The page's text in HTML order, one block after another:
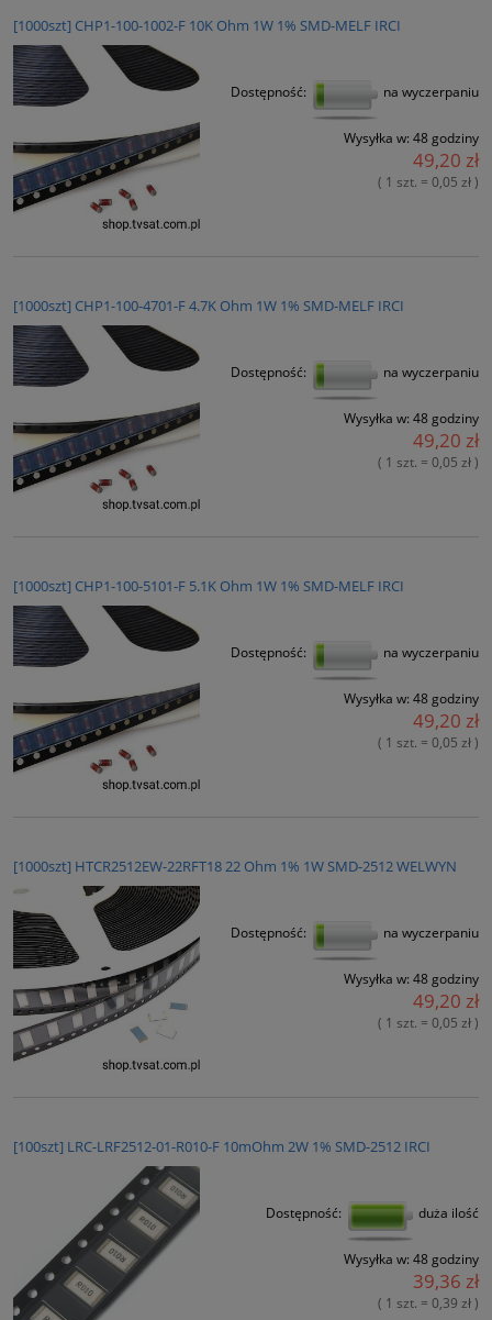
[1000szt] CHP1-100-1002-F 10K Ohm 1W 1% SMD-MELF IRCI
Dostępność: na wyczerpaniu
Wysyłka w: 48 godziny
49,20 zł
( 1 szt. = 0,05 zł )
[1000szt] CHP1-100-4701-F 4.7K Ohm 1W 1% SMD-MELF IRCI
Dostępność: na wyczerpaniu
Wysyłka w: 48 godziny
49,20 zł
( 1 szt. = 0,05 zł )
[1000szt] CHP1-100-5101-F 5.1K Ohm 1W 1% SMD-MELF IRCI
Dostępność: na wyczerpaniu
Wysyłka w: 48 godziny
49,20 zł
( 1 szt. = 0,05 zł )
[1000szt] HTCR2512EW-22RFT18 22 Ohm 1% 1W SMD-2512 WELWYN
Dostępność: na wyczerpaniu
Wysyłka w: 48 godziny
49,20 zł
( 1 szt. = 0,05 zł )
[100szt] LRC-LRF2512-01-R010-F 10mOhm 2W 1% SMD-2512 IRCI
Dostępność: duża ilość
Wysyłka w: 48 godziny
39,36 zł
( 1 szt. = 0,39 zł )